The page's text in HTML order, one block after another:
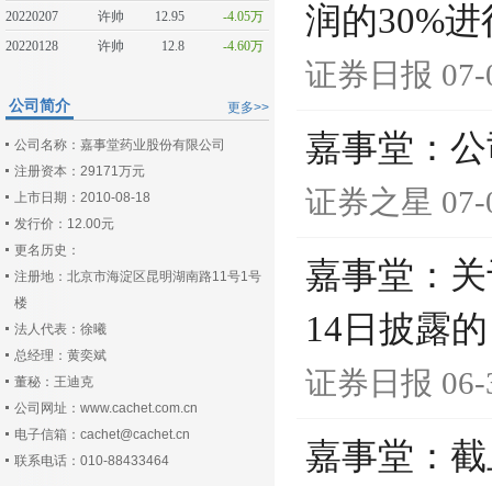
20220207
许帅 12.95
-4.05万
20220128
许帅 12.8 -4.60万
更多>>
公司简介
公司名称：嘉事堂药业股份有限公司
注册资本：29171万元
上市日期：2010-08-18
发行价：12.00元
更名历史：
注册地：北京市海淀区昆明湖南路11号1号
楼
法人代表：徐曦
总经理：黄奕斌
董秘：王迪克
公司网址：www.cachet.com.cn
电子信箱：cachet@cachet.cn
联系电话：010-88433464
润的30%
证券日报
嘉事堂：
证券之星
嘉事堂：
14日披露
证券日报
嘉事堂：